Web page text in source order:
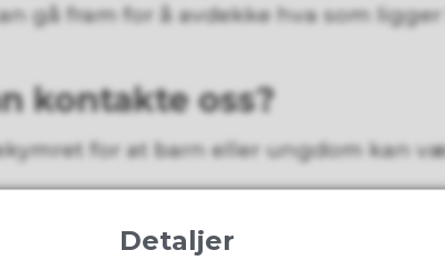
gå fram for å avdekke hva som
kontakte oss?
for at barn eller ungdom kan
ta kontakt?
Detaljer